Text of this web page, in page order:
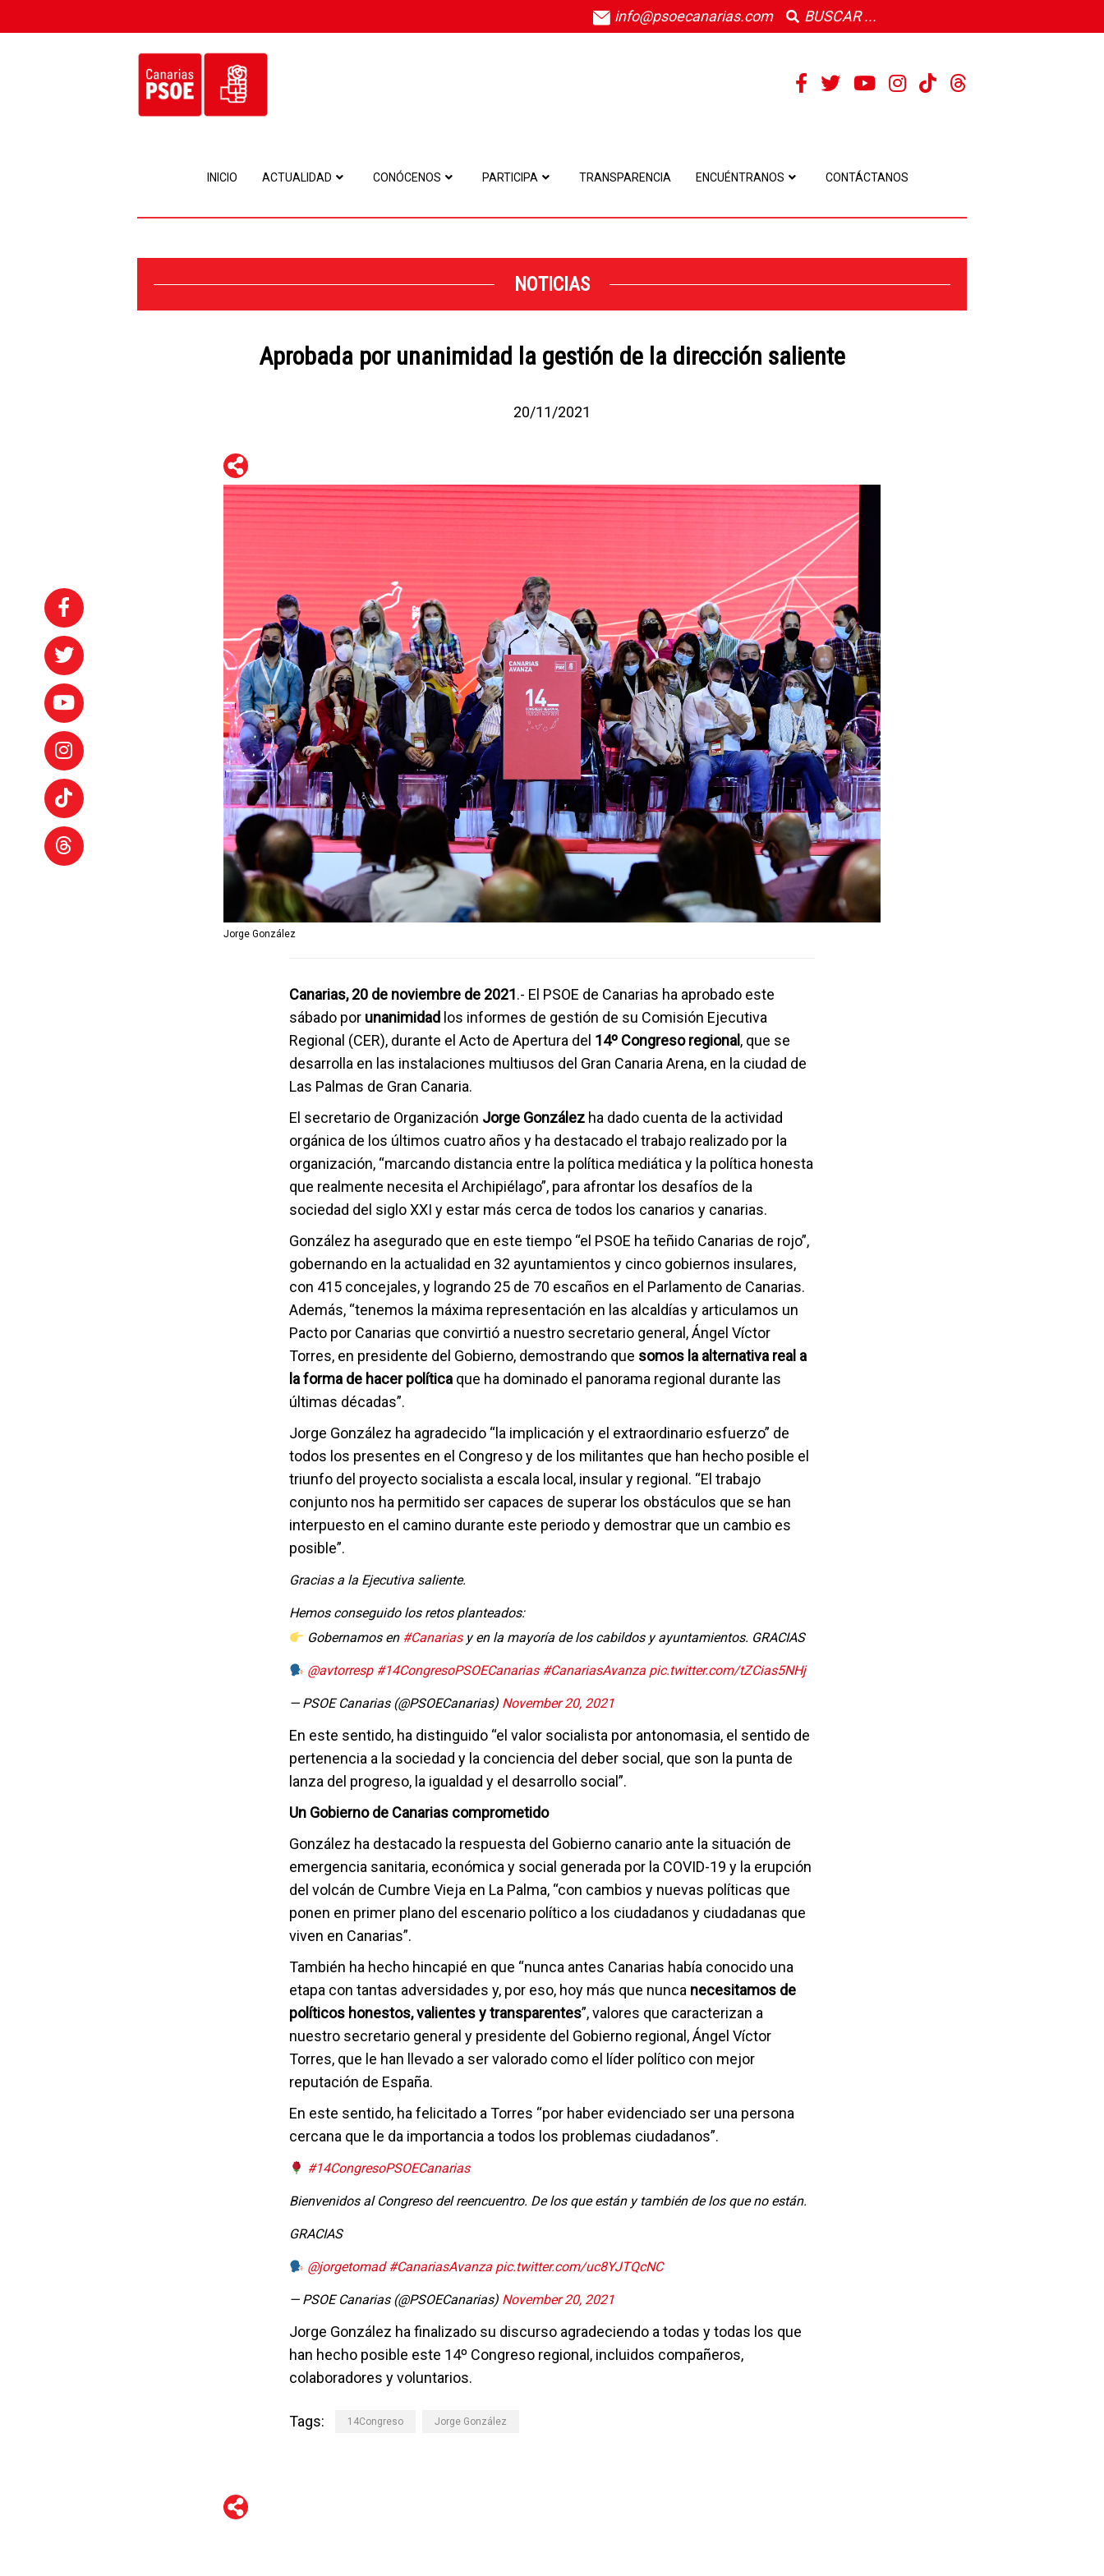
info@psoecanarias.com
INICIO ACTUALIDAD CONÓCENOS PARTICIPA TRANSPARENCIA ENCUÉNTRANOS CONTÁCTANOS
NOTICIAS
Aprobada por unanimidad la gestión de la dirección saliente
20/11/2021
Telegram
Facebook
Jorge González
Canarias, 20 de noviembre de 2021.- El PSOE de Canarias ha aprobado este
sábado por unanimidad los informes de gestión de su Comisión Ejecutiva
Regional (CER), durante el Acto de Apertura del 14º Congreso regional , que se
desarrolla en las instalaciones multiusos del Gran Canaria Arena, en la ciudad de
Las Palmas de Gran Canaria.
El secretario de Organización Jorge González ha dado cuenta de la actividad
orgánica de los últimos cuatro años y ha destacado el trabajo realizado por la
organización, “marcando distancia entre la política mediática y la política honesta
que realmente necesita el Archipiélago”, para afrontar los desafíos de la
sociedad del siglo XXI y estar más cerca de todos los canarios y canarias.
González ha asegurado que en este tiempo “el PSOE ha teñido Canarias de rojo”,
gobernando en la actualidad en 32 ayuntamientos y cinco gobiernos insulares,
con 415 concejales, y logrando 25 de 70 escaños en el Parlamento de Canarias.
Además, “tenemos la máxima representación en las alcaldías y articulamos un
Pacto por Canarias que convirtió a nuestro secretario general, Ángel Víctor
Torres, en presidente del Gobierno, demostrando que somos la alternativa real a
la forma de hacer política que ha dominado el panorama regional durante las
últimas décadas”.
Jorge González ha agradecido “la implicación y el extraordinario esfuerzo” de
todos los presentes en el Congreso y de los militantes que han hecho posible el
triunfo del proyecto socialista a escala local, insular y regional. “El trabajo
conjunto nos ha permitido ser capaces de superar los obstáculos que se han
interpuesto en el camino durante este periodo y demostrar que un cambio es
posible”.
Gracias a la Ejecutiva saliente.
Hemos conseguido los retos planteados:
Gobernamos en #Canariasy en la mayoría de los cabildos y ayuntamientos. GRACIAS
@avtorresp #14CongresoPSOECanarias #CanariasAvanza pic.twitter.com/tZCias5NHj
— PSOE Canarias (@PSOECanarias) November 20, 2021
En este sentido, ha distinguido “el valor socialista por antonomasia, el sentido de
pertenencia a la sociedad y la conciencia del deber social, que son la punta de
lanza del progreso, la igualdad y el desarrollo social”.
Un Gobierno de Canarias comprometido
González ha destacado la respuesta del Gobierno canario ante la situación de
emergencia sanitaria, económica y social generada por la COVID-19 y la erupción
del volcán de Cumbre Vieja en La Palma, “con cambios y nuevas políticas que
ponen en primer plano del escenario político a los ciudadanos y ciudadanas que
viven en Canarias”.
También ha hecho hincapié en que “nunca antes Canarias había conocido una
etapa con tantas adversidades y, por eso, hoy más que nunca necesitamos de
políticos honestos, valientes y transparentes”, valores que caracterizan a
nuestro secretario general y presidente del Gobierno regional, Ángel Víctor
Torres, que le han llevado a ser valorado como el líder político con mejor
reputación de España.
En este sentido, ha felicitado a Torres “por haber evidenciado ser una persona
cercana que le da importancia a todos los problemas ciudadanos”.
#14CongresoPSOECanarias
Bienvenidos al Congreso del reencuentro. De los que están y también de los que no están.
GRACIAS
@jorgetomad #CanariasAvanza pic.twitter.com/uc8YJTQcNC
— PSOE Canarias (@PSOECanarias) November 20, 2021
Jorge González ha finalizado su discurso agradeciendo a todas y todas los que
han hecho posible este 14º Congreso regional, incluidos compañeros,
colaboradores y voluntarios.
Tags: 14Congreso Jorge González